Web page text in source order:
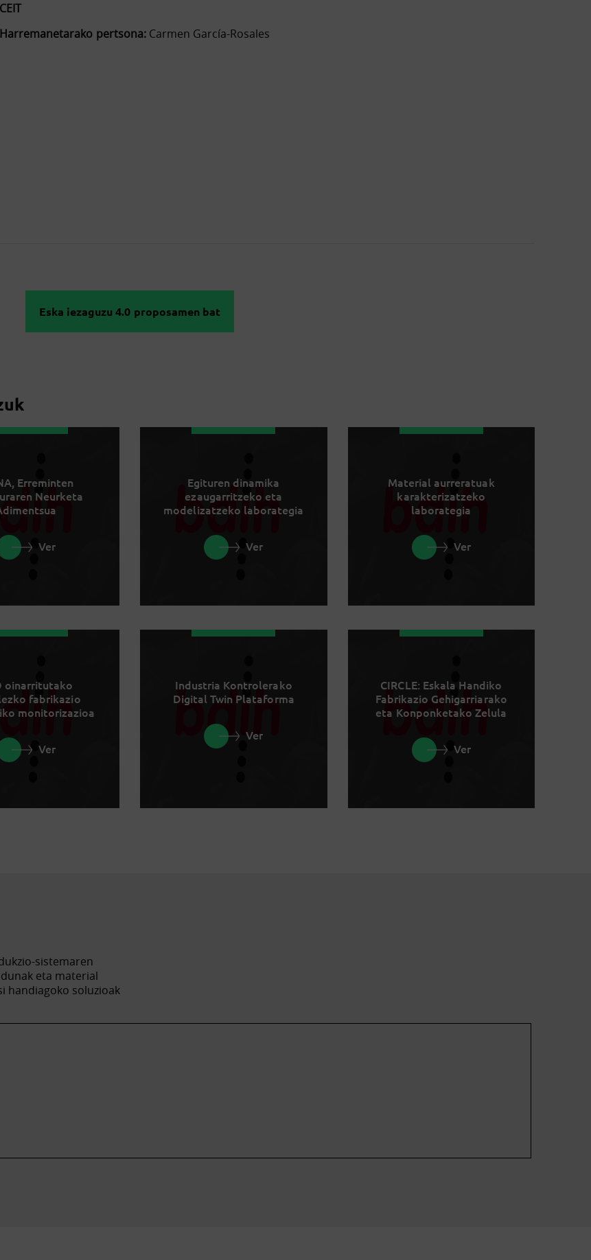
CEIT
Harremanetarako pertsona:Carmen García-Rosales
Eska iezaguzu 4.0 proposamen bat
Erreminten
Neurketa
Ver
Egituren dinamika
ezaugarritzeko eta
modelizatzeko laborategia
Ver
Material aurreratuak
karakterizatzeko
laborategia
Ver
oinarritutako
fabrikazio
monitorizazioa
Ver
Industria Kontrolerako
Digital Twin Plataforma
Ver
CIRCLE: Eskala Handiko
Fabrikazio Gehigarriarako
eta Konponketako Zelula
Ver
sistemaren
eta material
handiagoko soluzioak